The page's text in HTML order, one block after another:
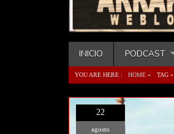
INICIO PODCAST
YOU ARE HERE : HOME » TAG »
22
agosto